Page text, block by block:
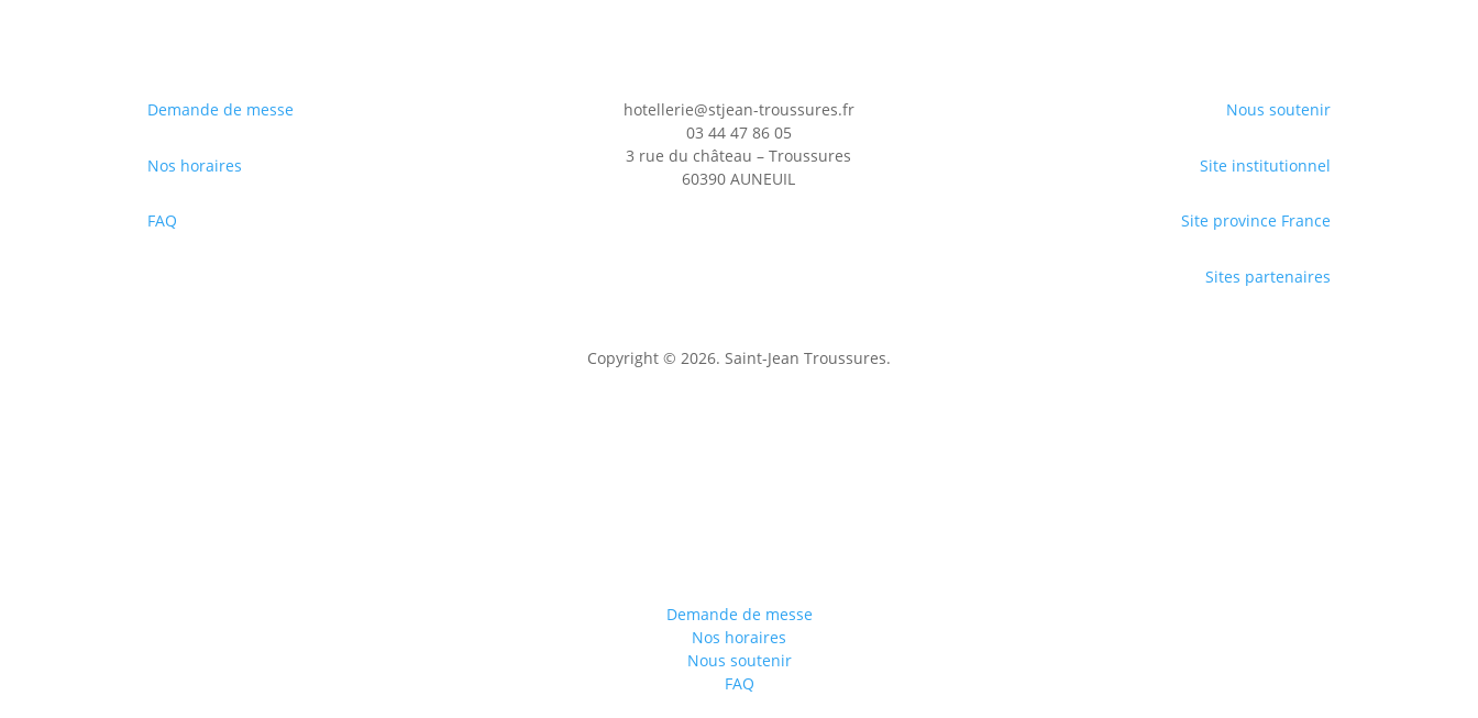
Demande de messe
Nos horaires
FAQ
hotellerie@stjean-troussures.fr
03 44 47 86 05
3 rue du château – Troussures
60390 AUNEUIL
Nous soutenir
Site institutionnel
Site province France
Sites partenaires
Copyright © 2026. Saint-Jean Troussures.
Demande de messe
Nos horaires
Nous soutenir
FAQ